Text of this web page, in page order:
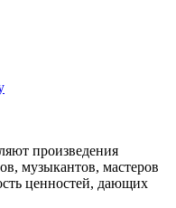
произведения
музыкантов, мастеров
ценностей, дающих